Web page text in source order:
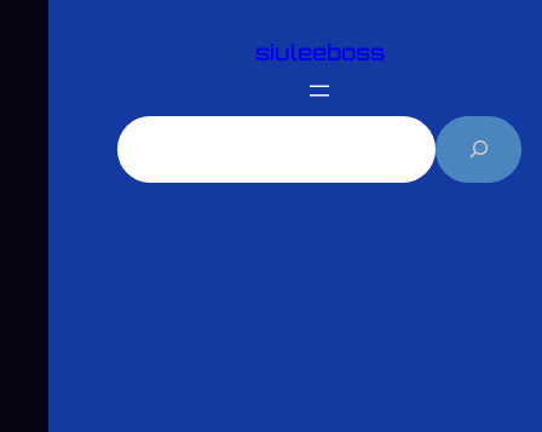
siuleeboss